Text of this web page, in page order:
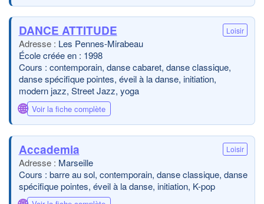
DANCE ATTITUDE Loisir
Les Pennes-Mirabeau
École créée en : 1998
Cours : contemporain, danse cabaret, danse classique,
danse spécifique pointes, éveil à la danse, initiation,
modern jazz, Street Jazz, yoga
🌐 Voir la fiche complète
Accademia Loisir
Marseille
Cours : barre au sol, contemporain, danse classique, danse
spécifique pointes, éveil à la danse, initiation, K-pop